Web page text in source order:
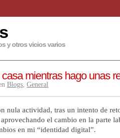
y otros vicios varios
mientras hago unas
Blogs, General
nula actividad, tras un intento de
el cambio en la parte
en mi “identidad digital”.